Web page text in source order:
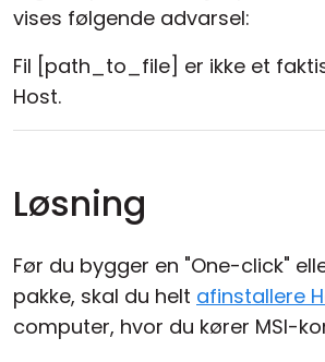
vises følgende advarsel:
Fil [path_to_file] er ikke et
Host.
Løsning
Før du bygger en "One-click"
pakke, skal du helt afinstallere
computer, hvor du kører MSI-